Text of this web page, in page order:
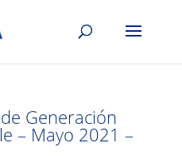
Generación
– Mayo 2021 –